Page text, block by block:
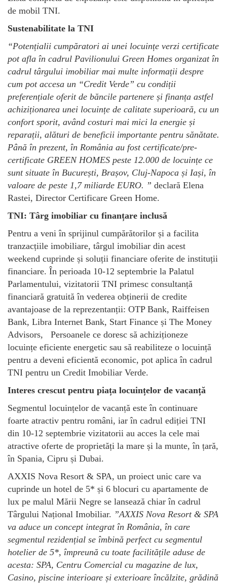
de mobil TNI.
Sustenabilitate la TNI
“Potențialii cumpăratori ai unei locuințe verzi certificate
pot afla în cadrul Pavilionului Green Homes organizat în
cadrul târgului imobiliar mai multe informații despre
cum pot accesa un “Credit Verde” cu condiții
preferențiale oferit de băncile partenere și finanța astfel
achiziționarea unei locuințe de calitate superioară, cu un
confort sporit, având costuri mai mici la energie și
reparații, alături de beneficii importante pentru sănătate.
Până în prezent, în România au fost certificate/pre-
certificate GREEN HOMES peste 12.000 de locuințe ce
sunt situate în București, Brașov, Cluj-Napoca și Iași, în
valoare de peste 1,7 miliarde EURO. ” declară Elena
Rastei, Director Certificare Green Home.
TNI: Târg imobiliar cu finanțare inclusă
Pentru a veni în sprijinul cumpărătorilor și a facilita
tranzacțiile imobiliare, târgul imobiliar din acest
weekend cuprinde și soluții financiare oferite de instituții
financiare. În perioada 10-12 septembrie la Palatul
Parlamentului, vizitatorii TNI primesc consultanță
financiară gratuită în vederea obținerii de credite
avantajoase de la reprezentanții: OTP Bank, Raiffeisen
Bank, Libra Internet Bank, Start Finance și The Money
Advisors, Persoanele ce doresc să achiziționeze
locuințe eficiente energetic sau să reabiliteze o locuință
pentru a deveni eficientă economic, pot aplica în cadrul
TNI pentru un Credit Imobiliar Verde.
Interes crescut pentru piața locuințelor de vacanță
Segmentul locuințelor de vacanță este în continuare
foarte atractiv pentru români, iar în cadrul ediției TNI
din 10-12 septembrie vizitatorii au acces la cele mai
atractive oferte de proprietăți la mare și la munte, în țară,
în Spania, Cipru și Dubai.
AXXIS Nova Resort & SPA, un proiect unic care va
cuprinde un hotel de 5* și 6 blocuri cu apartamente de
lux pe malul Mării Negre se lansează chiar în cadrul
Târgului Național Imobiliar. ”AXXIS Nova Resort & SPA
va aduce un concept integrat în România, în care
segmentul rezidențial se îmbină perfect cu segmentul
hotelier de 5*, împreună cu toate facilitățile aduse de
acesta: SPA, Centru Comercial cu magazine de lux,
Casino, piscine interioare și exterioare încălzite, grădină